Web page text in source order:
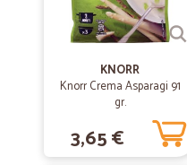
Veloci e semplificati ok
Veloci e semplificati , tutto ok !!
Spedizione velocissima.
Spedizione velocissima.
KNORR
Knorr Crema Asparagi 91
gr.
3,65 €